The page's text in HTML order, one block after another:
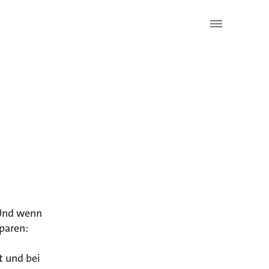
wenn
und bei